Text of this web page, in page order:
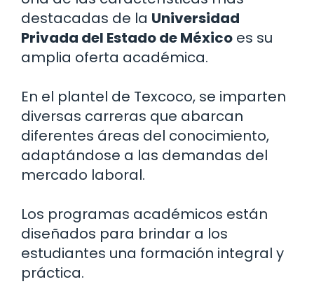
destacadas de la Universidad
Privada del Estado de México es su
amplia oferta académica.
En el plantel de Texcoco, se imparten
diversas carreras que abarcan
diferentes áreas del conocimiento,
adaptándose a las demandas del
mercado laboral.
Los programas académicos están
diseñados para brindar a los
estudiantes una formación integral y
práctica.